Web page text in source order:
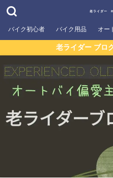
老ライダー
バイク初心者 バイク用品 オー
老ライダー ブロ